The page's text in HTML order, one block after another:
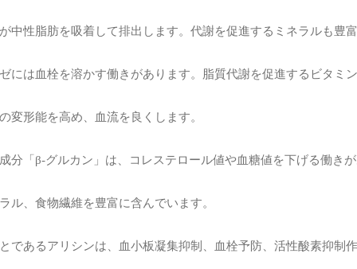
中性脂肪を吸着して排出します。代謝を促進するミネラルも豊
には血栓を溶かす働きがあります。脂質代謝を促進するビタミ
変形能を高め、血流を良くします。
分「β-グルカン」は、コレステロール値や血糖値を下げる働き
ル、食物繊維を豊富に含んでいます。
であるアリシンは、血小板凝集抑制、血栓予防、活性酸素抑制